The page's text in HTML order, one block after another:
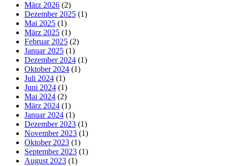
März 2026 (2)
Dezember 2025 (1)
Mai 2025 (1)
März 2025 (1)
Februar 2025 (2)
Januar 2025 (1)
Dezember 2024 (1)
Oktober 2024 (1)
Juli 2024 (1)
Juni 2024 (1)
Mai 2024 (2)
März 2024 (1)
Januar 2024 (1)
Dezember 2023 (1)
November 2023 (1)
Oktober 2023 (1)
September 2023 (1)
August 2023 (1)